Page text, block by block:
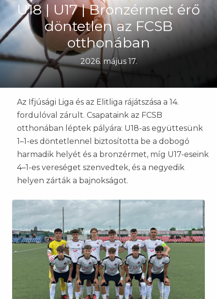
U18 | U17 | Bronzérmet érő
döntetlen az FCSB
otthonában
2026. május 17.
Az Ifjúsági Liga és az Elitliga rájátszása a 14.
fordulóval zárult. Csapataink az FCSB
otthonában léptek pályára: U18-as együttesünk
1–1-es döntetlennel biztosította be a dobogó
harmadik helyét és a bronzérmet, míg U17-eseink
4–1-es vereséget szenvedtek, és a negyedik
helyen zárták a bajnokságot.